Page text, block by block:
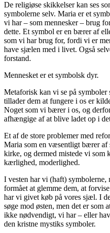
De religiøse skikkelser kan ses
symbolerne selv. Maria er et
vi har – som mennesker – brug
dette. Et symbol er en bærer af
som vi har brug for, fordi vi er
have sjælen med i livet. Også
forstand.
Mennesket er et symbolsk dyr.
Metaforisk kan vi se på
tillader dem at fungere i os er
Noget som vi bærer i os, og
afhængige af at blive ladet op i
Et af de store problemer med
Maria som en væsentligt bærer af
kirke, og dermed mistede vi som
kærlighed, moderlighed.
I vesten har vi (haft) symbolerne,
formået at glemme dem, at
har vi givet køb på vores sjæl. I
søge mod østen, men det er som
ikke nødvendigt, vi har – eller
den kristne mystiks symboler.